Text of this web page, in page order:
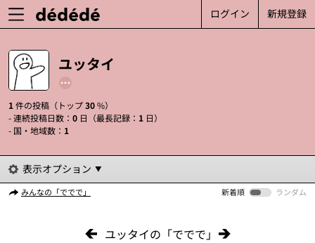
新規登録
ログイン
ユッタイ
1件の投稿（トップ30%）
- 連続投稿日数： 0 日（最長記録： 1 日）
- 国・地域数： 1
表示オプション
みんなの「ででで」 新着順 ランダム
ユッタイの「ででで」